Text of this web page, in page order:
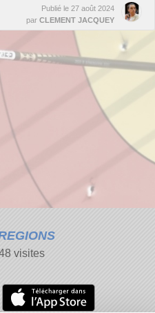
Publié le 27 août 2024
par CLEMENT JACQUEY
visites